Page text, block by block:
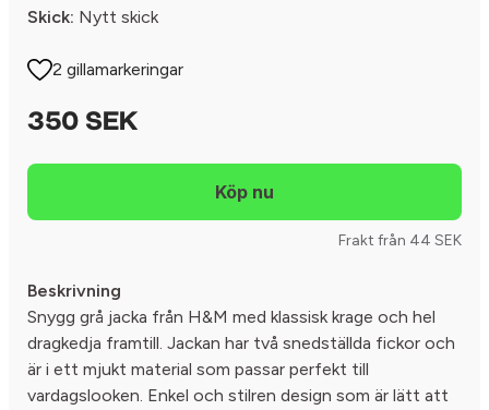
Skick: Nytt skick
2 gillamarkeringar
350 SEK
Frakt från 44 SEK
Beskrivning
Snygg grå jacka från H&M med klassisk krage och hel
dragkedja framtill. Jackan har två snedställda fickor och
är i ett mjukt material som passar perfekt till
vardagslooken. Enkel och stilren design som är lätt att